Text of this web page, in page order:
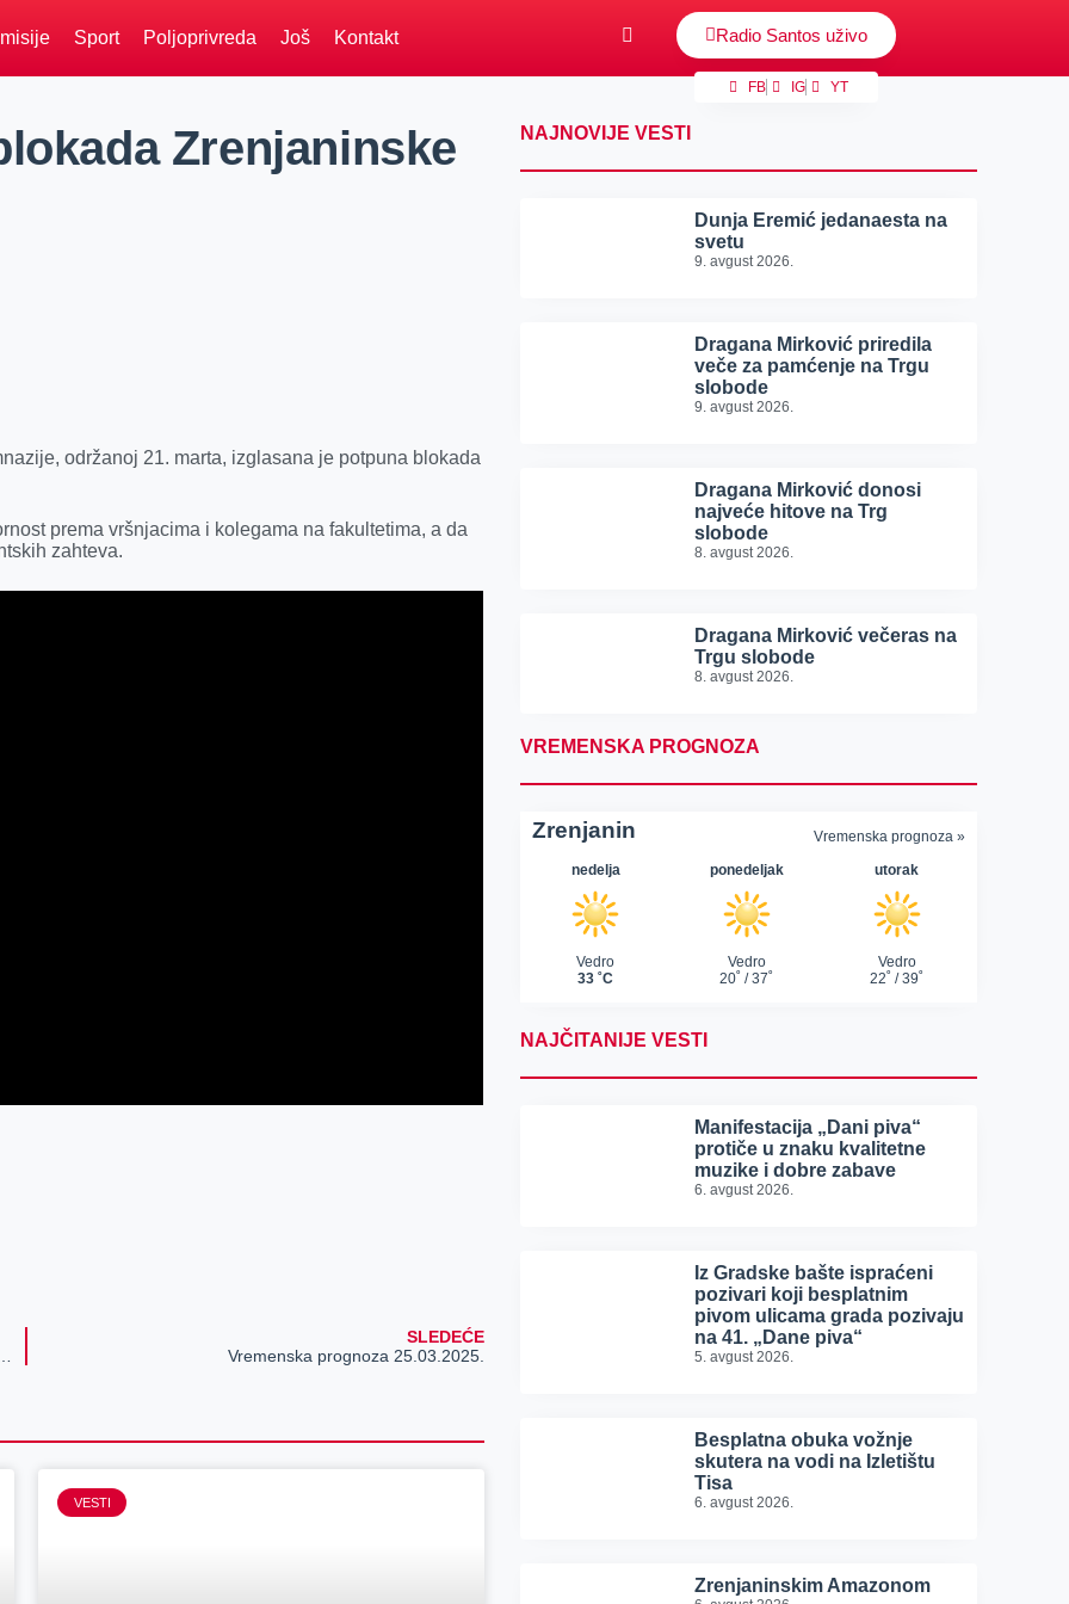
Sport Poljoprivreda Još Kontakt Radio Santos uživo
FB IG YT
Zrenjaninske
održanoj 21. marta, izglasana je potpuna blokada
prema vršnjacima i kolegama na fakultetima, a da
zahteva.
dan borbe protiv tuberkuloze
SLEDEĆE
Vremenska prognoza 25.03.2025.
VESTI
NAJNOVIJE VESTI
Dunja Eremić jedanaesta na
svetu
9. avgust 2026.
Dragana Mirković priredila
veče za pamćenje na Trgu
slobode
9. avgust 2026.
Dragana Mirković donosi
najveće hitove na Trg
slobode
8. avgust 2026.
Dragana Mirković večeras na
Trgu slobode
8. avgust 2026.
VREMENSKA PROGNOZA
NAJČITANIJE VESTI
Manifestacija „Dani piva“
protiče u znaku kvalitetne
muzike i dobre zabave
6. avgust 2026.
Iz Gradske bašte ispraćeni
pozivari koji besplatnim
pivom ulicama grada pozivaju
na 41. „Dane piva“
5. avgust 2026.
Besplatna obuka vožnje
skutera na vodi na Izletištu
Tisa
6. avgust 2026.
Zrenjaninskim Amazonom